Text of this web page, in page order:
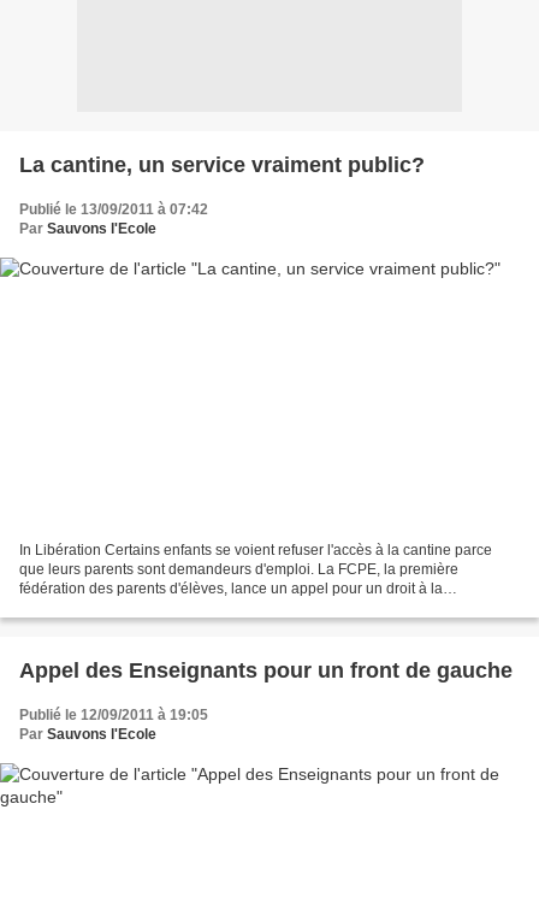
La cantine, un service vraiment public?
Publié le 13/09/2011 à 07:42
Par Sauvons l'Ecole
In Libération Certains enfants se voient refuser l'accès à la cantine parce
que leurs parents sont demandeurs d'emploi. La FCPE, la première
fédération des parents d'élèves, lance un appel pour un droit à la
Appel des Enseignants pour un front de gauche
Publié le 12/09/2011 à 19:05
Par Sauvons l'Ecole